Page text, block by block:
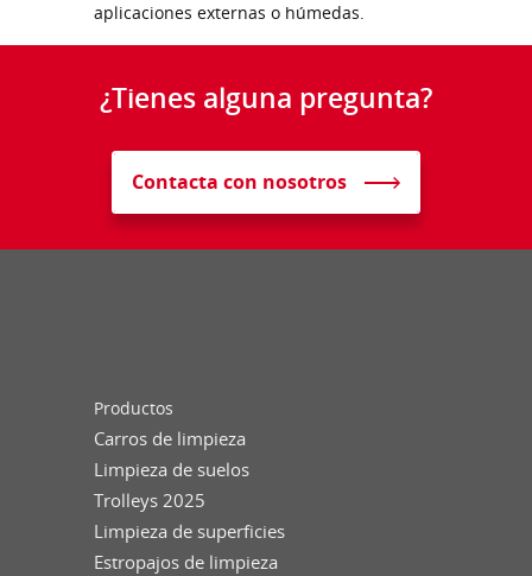
aplicaciones externas o húmedas.
¿Tienes alguna pregunta?
Contacta con nosotros
Productos
Carros de limpieza
Limpieza de suelos
Trolleys 2025
Limpieza de superficies
Estropajos de limpieza